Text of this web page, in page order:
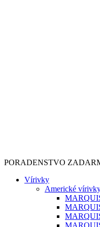
PORADENSTVO
Vírivky
Americké